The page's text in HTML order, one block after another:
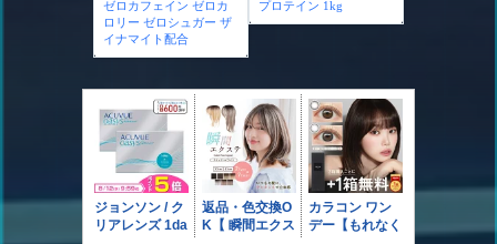
ゼロカフェイン ゼロカ
ロリー ゼロシュガー ザ
イナマイト配合
プロテイン 1kg